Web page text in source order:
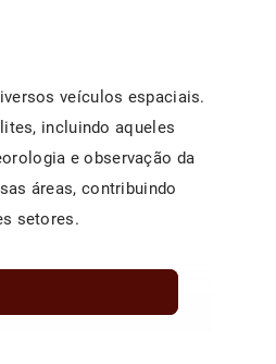
veículos espaciais.
incluindo aqueles
e observação da
áreas, contribuindo
setores.